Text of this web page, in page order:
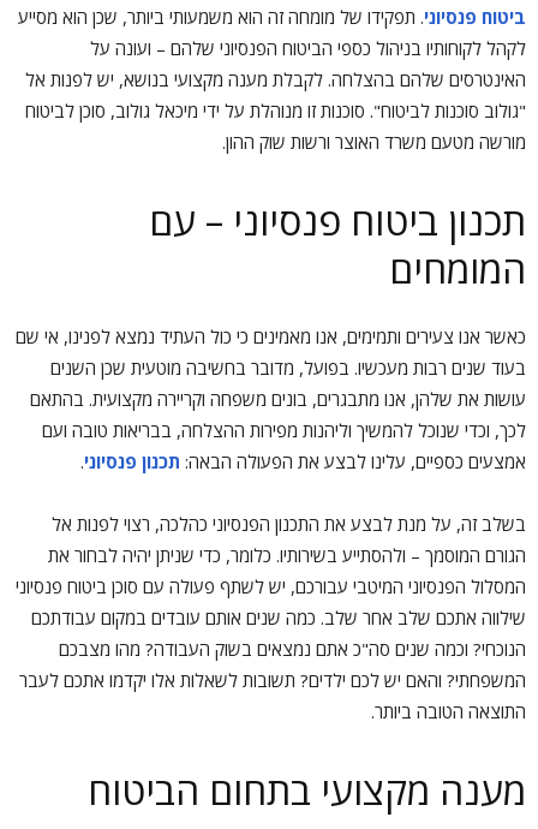
ביטוח פנסיוני. תפקידו של מומחה זה הוא משמעותי ביותר, שכן הוא מסייע
לקהל לקוחותיו בניהול כספי הביטוח הפנסיוני שלהם – ועונה על
האינטרסים שלהם בהצלחה. לקבלת מענה מקצועי בנושא, יש לפנות אל
"גולוב סוכנות לביטוח". סוכנות זו מנוהלת על ידי מיכאל גולוב, סוכן לביטוח
מורשה מטעם משרד האוצר ורשות שוק ההון.
תכנון ביטוח פנסיוני – עם
המומחים
כאשר אנו צעירים ותמימים, אנו מאמינים כי כול העתיד נמצא לפנינו, אי שם
בעוד שנים רבות מעכשיו. בפועל, מדובר בחשיבה מוטעית שכן השנים
עושות את שלהן, אנו מתבגרים, בונים משפחה וקריירה מקצועית. בהתאם
לכך, וכדי שנוכל להמשיך וליהנות מפירות ההצלחה, בבריאות טובה ועם
אמצעים כספיים, עלינו לבצע את הפעולה הבאה: תכנון פנסיוני.
בשלב זה, על מנת לבצע את התכנון הפנסיוני כהלכה, רצוי לפנות אל
הגורם המוסמך – ולהסתייע בשירותיו. כלומר, כדי שניתן יהיה לבחור את
המסלול הפנסיוני המיטבי עבורכם, יש לשתף פעולה עם סוכן ביטוח פנסיוני
שילווה אתכם שלב אחר שלב. כמה שנים אותם עובדים במקום עבודתכם
הנוכחי? וכמה שנים סה"כ אתם נמצאים בשוק העבודה? מהו מצבכם
המשפחתי? והאם יש לכם ילדים? תשובות לשאלות אלו יקדמו אתכם לעבר
התוצאה הטובה ביותר.
מענה מקצועי בתחום הביטוח